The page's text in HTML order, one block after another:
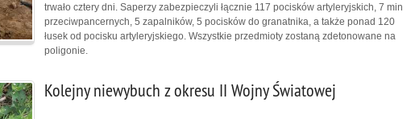
trwało cztery dni. Saperzy zabezpieczyli łącznie 117 pocisków artyleryjskich, 7 min
przeciwpancernych, 5 zapalników, 5 pocisków do granatnika, a także ponad 120
łusek od pocisku artyleryjskiego. Wszystkie przedmioty zostaną zdetonowane na
poligonie.
Kolejny niewybuch z okresu II Wojny Światowej